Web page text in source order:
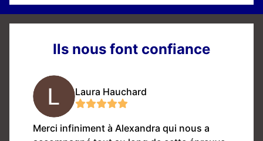
Ils nous font confiance
Laura Hauchard
Merci infiniment à Alexandra qui nous a